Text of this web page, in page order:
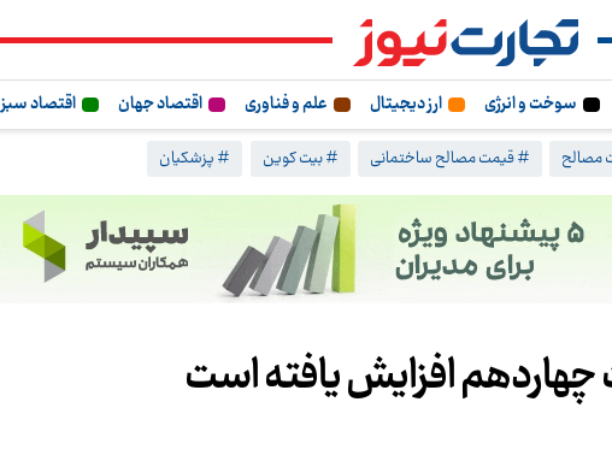
سوخت و انرژی ارز دیجیتال علم و فناوری اقتصاد جهان اقتصاد سبز
مصالح # قیمت مصالح ساختمانی # بیت کوین # پزشکیان
چهاردهم افزایش یافته است